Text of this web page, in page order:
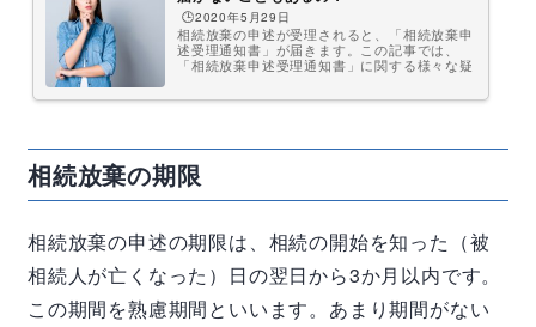
🕒️2020年5月29日
相続放棄の申述が受理されると、「相続放棄申
述受理通知書」が届きます。この記事では、
「相続放棄申述受理通知書」に関する様々な疑
す。是非、参考にしてください。相続放棄申述
す。 相続問題でお悩みの方はまずは弁護士に
ご相談ください ...
相続放棄の期限
相続放棄の申述の期限は、相続の開始を知った（被
相続人が亡くなった）日の翌日から3か月以内です。
この期間を熟慮期間といいます。あまり期間がない